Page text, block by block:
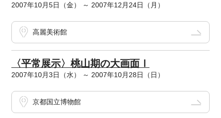
2007年10月5日（金） ～ 2007年12月24日（月）
高麗美術館
〈平常展示〉桃山期の大画面Ⅰ
2007年10月3日（水） ～ 2007年10月28日（日）
京都国立博物館